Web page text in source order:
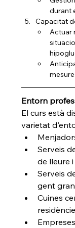
durant
Capacitat
Actuar
Entorn
El curs està
varietat
Serveis
de lleure
Serveis
gent gran
Cuines